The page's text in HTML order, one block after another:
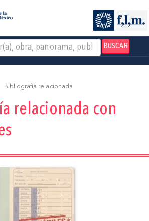
BUSCAR
Bibliografía relacionada
relacionada con